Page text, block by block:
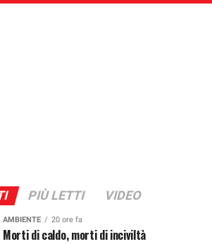
PIÙ LETTI VIDEO
AMBIENTE 20 ore fa
Morti di caldo, morti di inciviltà